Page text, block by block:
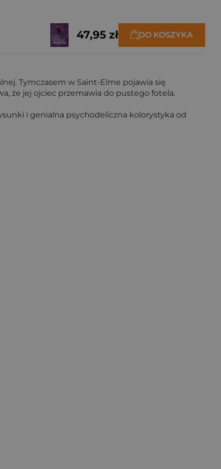
47,95 zł DO KOSZYKA
Tymczasem w Saint-Elme pojawia się
że jej ojciec przemawia do pustego fotela.
i genialna psychodeliczna kolorystyka od